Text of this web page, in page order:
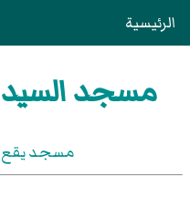
الرئيسية
مسجد
مسجد يقع